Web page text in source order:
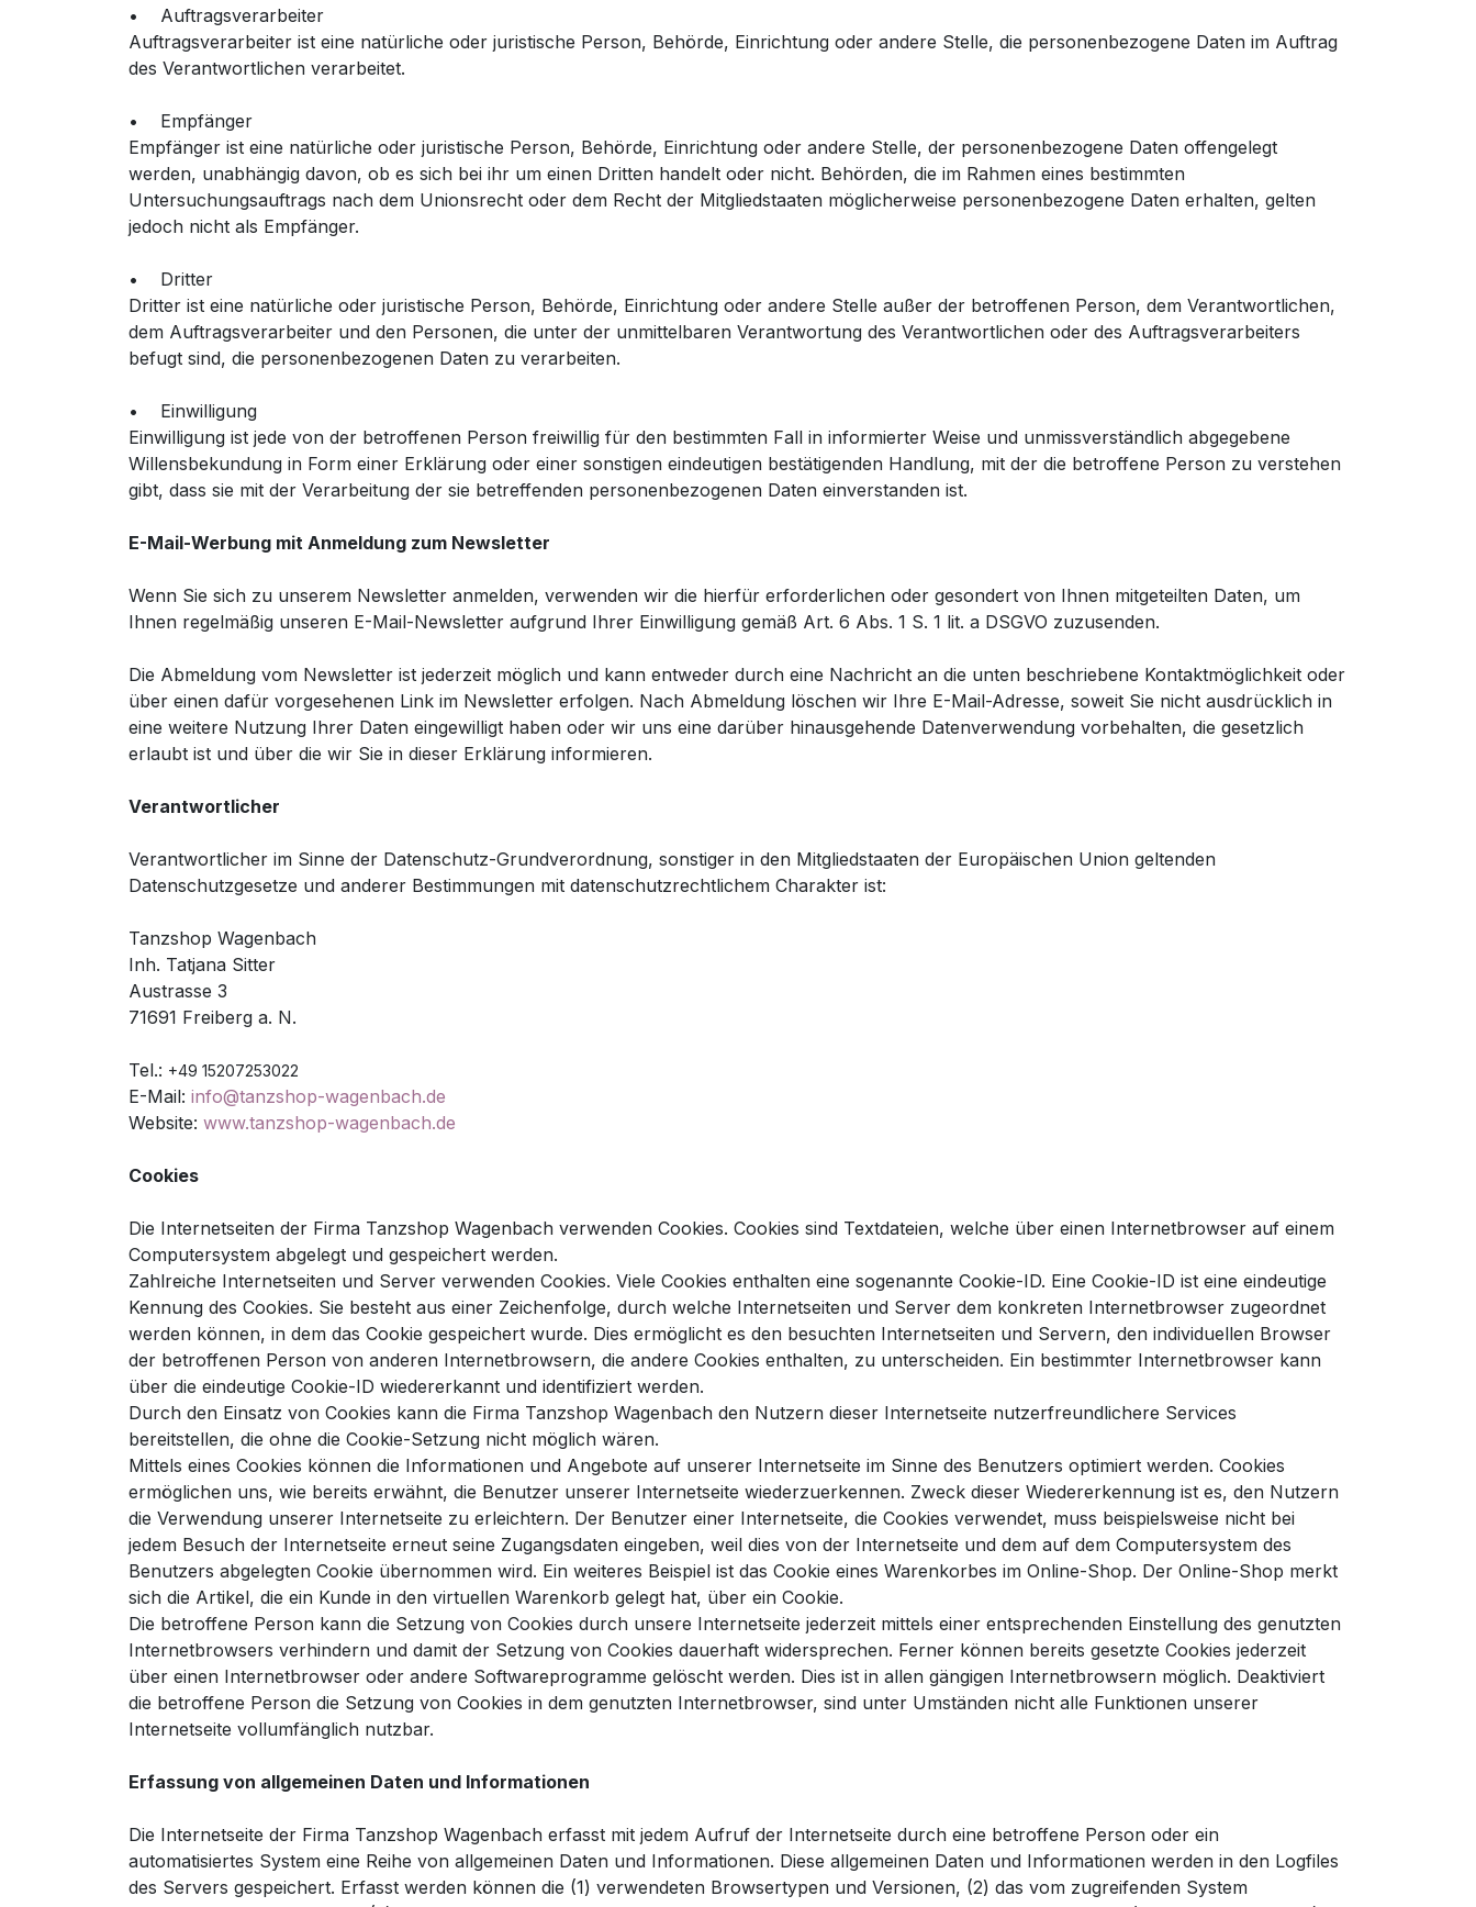
• Auftragsverarbeiter
Auftragsverarbeiter ist eine natürliche oder juristische Person, Behörde, Einrichtung oder andere Stelle, die personenbezogene Daten im Auftrag
des Verantwortlichen verarbeitet.
• Empfänger
Empfänger ist eine natürliche oder juristische Person, Behörde, Einrichtung oder andere Stelle, der personenbezogene Daten offengelegt
werden, unabhängig davon, ob es sich bei ihr um einen Dritten handelt oder nicht. Behörden, die im Rahmen eines bestimmten
Untersuchungsauftrags nach dem Unionsrecht oder dem Recht der Mitgliedstaaten möglicherweise personenbezogene Daten erhalten, gelten
jedoch nicht als Empfänger.
• Dritter
Dritter ist eine natürliche oder juristische Person, Behörde, Einrichtung oder andere Stelle außer der betroffenen Person, dem Verantwortlichen,
dem Auftragsverarbeiter und den Personen, die unter der unmittelbaren Verantwortung des Verantwortlichen oder des Auftragsverarbeiters
befugt sind, die personenbezogenen Daten zu verarbeiten.
• Einwilligung
Einwilligung ist jede von der betroffenen Person freiwillig für den bestimmten Fall in informierter Weise und unmissverständlich abgegebene
Willensbekundung in Form einer Erklärung oder einer sonstigen eindeutigen bestätigenden Handlung, mit der die betroffene Person zu verstehen
gibt, dass sie mit der Verarbeitung der sie betreffenden personenbezogenen Daten einverstanden ist.
E-Mail-Werbung mit Anmeldung zum Newsletter
Wenn Sie sich zu unserem Newsletter anmelden, verwenden wir die hierfür erforderlichen oder gesondert von Ihnen mitgeteilten Daten, um
Ihnen regelmäßig unseren E-Mail-Newsletter aufgrund Ihrer Einwilligung gemäß Art. 6 Abs. 1 S. 1 lit. a DSGVO zuzusenden.
Die Abmeldung vom Newsletter ist jederzeit möglich und kann entweder durch eine Nachricht an die unten beschriebene Kontaktmöglichkeit oder
über einen dafür vorgesehenen Link im Newsletter erfolgen. Nach Abmeldung löschen wir Ihre E-Mail-Adresse, soweit Sie nicht ausdrücklich in
eine weitere Nutzung Ihrer Daten eingewilligt haben oder wir uns eine darüber hinausgehende Datenverwendung vorbehalten, die gesetzlich
erlaubt ist und über die wir Sie in dieser Erklärung informieren.
Verantwortlicher
Verantwortlicher im Sinne der Datenschutz-Grundverordnung, sonstiger in den Mitgliedstaaten der Europäischen Union geltenden
Datenschutzgesetze und anderer Bestimmungen mit datenschutzrechtlichem Charakter ist:
Tanzshop Wagenbach
Inh. Tatjana Sitter
Austrasse 3
71691 Freiberg a. N.
Tel.: +49 15207253022
E-Mail: info@tanzshop-wagenbach.de
Website: www.tanzshop-wagenbach.de
Cookies
Die Internetseiten der Firma Tanzshop Wagenbach verwenden Cookies. Cookies sind Textdateien, welche über einen Internetbrowser auf einem
Computersystem abgelegt und gespeichert werden.
Zahlreiche Internetseiten und Server verwenden Cookies. Viele Cookies enthalten eine sogenannte Cookie-ID. Eine Cookie-ID ist eine eindeutige
Kennung des Cookies. Sie besteht aus einer Zeichenfolge, durch welche Internetseiten und Server dem konkreten Internetbrowser zugeordnet
werden können, in dem das Cookie gespeichert wurde. Dies ermöglicht es den besuchten Internetseiten und Servern, den individuellen Browser
der betroffenen Person von anderen Internetbrowsern, die andere Cookies enthalten, zu unterscheiden. Ein bestimmter Internetbrowser kann
über die eindeutige Cookie-ID wiedererkannt und identifiziert werden.
Durch den Einsatz von Cookies kann die Firma Tanzshop Wagenbach den Nutzern dieser Internetseite nutzerfreundlichere Services
bereitstellen, die ohne die Cookie-Setzung nicht möglich wären.
Mittels eines Cookies können die Informationen und Angebote auf unserer Internetseite im Sinne des Benutzers optimiert werden. Cookies
ermöglichen uns, wie bereits erwähnt, die Benutzer unserer Internetseite wiederzuerkennen. Zweck dieser Wiedererkennung ist es, den Nutzern
die Verwendung unserer Internetseite zu erleichtern. Der Benutzer einer Internetseite, die Cookies verwendet, muss beispielsweise nicht bei
jedem Besuch der Internetseite erneut seine Zugangsdaten eingeben, weil dies von der Internetseite und dem auf dem Computersystem des
Benutzers abgelegten Cookie übernommen wird. Ein weiteres Beispiel ist das Cookie eines Warenkorbes im Online-Shop. Der Online-Shop merkt
sich die Artikel, die ein Kunde in den virtuellen Warenkorb gelegt hat, über ein Cookie.
Die betroffene Person kann die Setzung von Cookies durch unsere Internetseite jederzeit mittels einer entsprechenden Einstellung des genutzten
Internetbrowsers verhindern und damit der Setzung von Cookies dauerhaft widersprechen. Ferner können bereits gesetzte Cookies jederzeit
über einen Internetbrowser oder andere Softwareprogramme gelöscht werden. Dies ist in allen gängigen Internetbrowsern möglich. Deaktiviert
die betroffene Person die Setzung von Cookies in dem genutzten Internetbrowser, sind unter Umständen nicht alle Funktionen unserer
Internetseite vollumfänglich nutzbar.
Erfassung von allgemeinen Daten und Informationen
Die Internetseite der Firma Tanzshop Wagenbach erfasst mit jedem Aufruf der Internetseite durch eine betroffene Person oder ein
automatisiertes System eine Reihe von allgemeinen Daten und Informationen. Diese allgemeinen Daten und Informationen werden in den Logfiles
des Servers gespeichert. Erfasst werden können die (1) verwendeten Browsertypen und Versionen, (2) das vom zugreifenden System